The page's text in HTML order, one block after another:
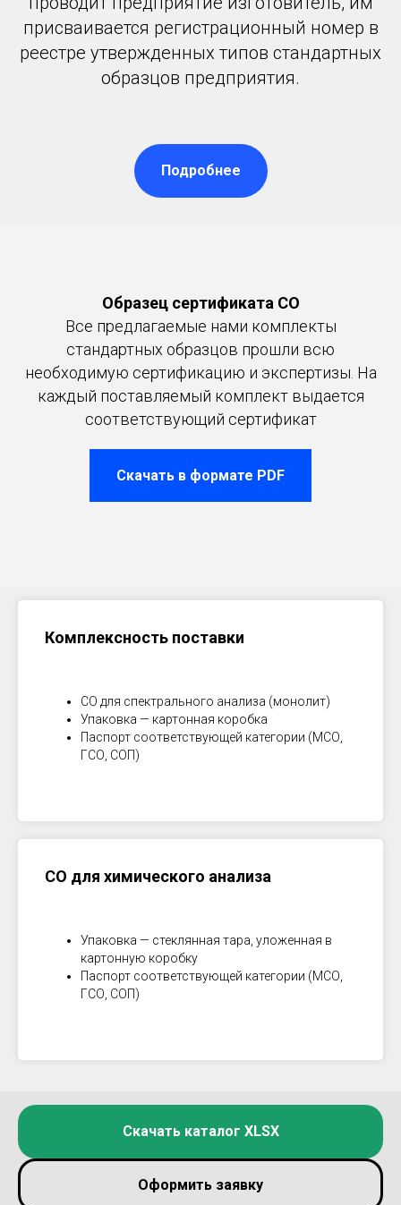
присваивается регистрационный номер в
реестре утвержденных типов стандартных
образцов предприятия.
Подробнее
Образец сертификата СО
Все предлагаемые нами комплекты
стандартных образцов прошли всю
необходимую сертификацию и экспертизы. На
каждый поставляемый комплект выдается
соответствующий сертификат
Скачать в формате PDF
Комплексность поставки
СО для спектрального анализа (монолит)
Упаковка — картонная коробка
Паспорт соответствующей категории (МСО,
ГСО, СОП)
СО для химического анализа
Упаковка — стеклянная тара, уложенная в
картонную коробку
Паспорт соответствующей категории (МСО,
ГСО, СОП)
Скачать каталог XLSX
Оформить заявку